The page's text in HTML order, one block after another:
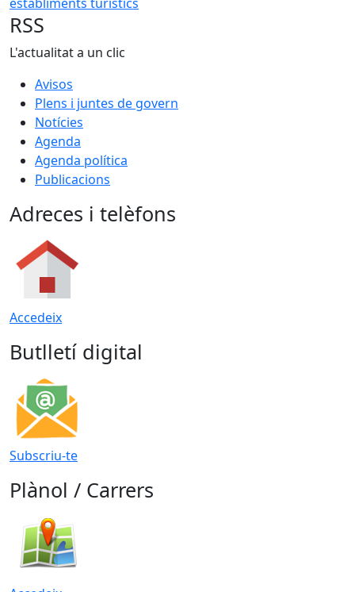
RSS
L'actualitat a un clic
Avisos
Plens i juntes de govern
Notícies
Agenda
Agenda política
Publicacions
Adreces i telèfons
Accedeix
Butlletí digital
Subscriu-te
Plànol / Carrers